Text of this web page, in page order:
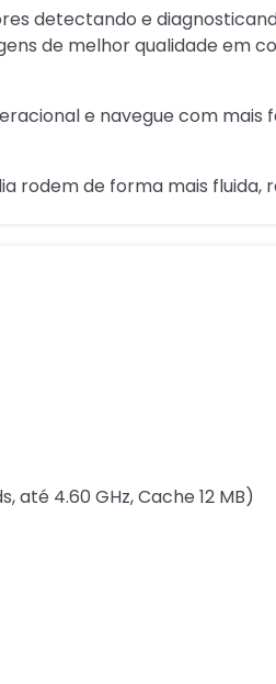
detectando e
de melhor qualidade em
e navegue com mais
rodem de forma mais fluida,
até 4.60 GHz, Cache 12 MB)